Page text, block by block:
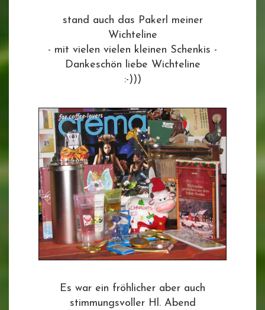
stand auch das Pakerl meiner
Wichteline
- mit vielen vielen kleinen Schenkis -
Dankeschön liebe Wichteline
:-)))
Es war ein fröhlicher aber auch
stimmungsvoller Hl. Abend